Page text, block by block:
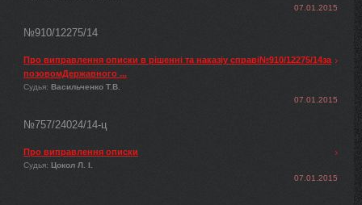
07.01.2015
№910/12275/14
Про виправлення описки в рішенні та наказіу справі№910/12275/14за
позовомДержавного ...
Судья: Васильченко Т.В.
07.01.2015
№757/24024/14-ц
Про виправлення описки
Судья: Цокол Л. І.
07.01.2015